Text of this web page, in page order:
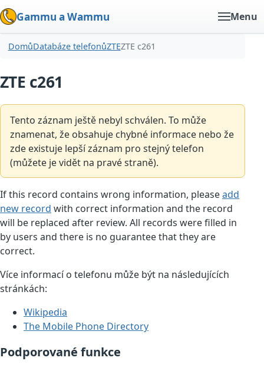
Gammu a Wammu Menu
DomůDatabáze telefonůZTEZTE c261
ZTE c261
Tento záznam ještě nebyl schválen. To může
znamenat, že obsahuje chybné informace nebo že
zde existuje lepší záznam pro stejný telefon
(můžete je vidět na pravé straně).
If this record contains wrong information, pleaseadd
new record with correct information and the record
will be replaced after review. All records were filled in
by users and there is no guarantee that they are
correct.
Více informací o telefonu může být na následujících
stránkách:
Wikipedia
The Mobile Phone Directory
Podporované funkce